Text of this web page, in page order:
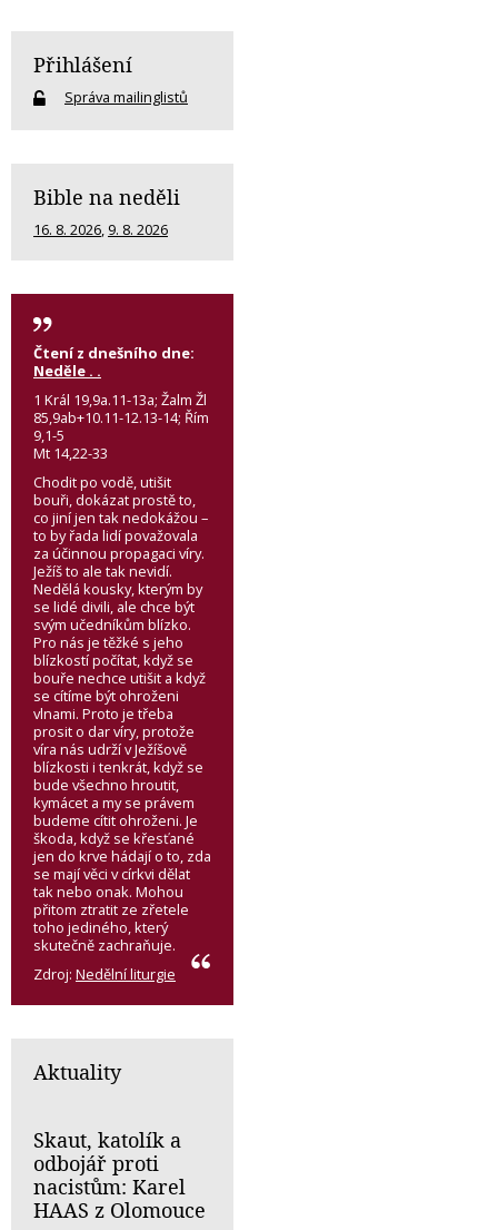
Přihlášení
Správa mailinglistů
Bible na neděli
16. 8. 2026, 9. 8. 2026
Čtení z dnešního dne:
Neděle . .
1 Král 19,9a.11-13a; Žalm Žl
85,9ab+10.11-12.13-14; Řím
9,1-5
Mt 14,22-33
Chodit po vodě, utišit
bouři, dokázat prostě to,
co jiní jen tak nedokážou –
to by řada lidí považovala
za účinnou propagaci víry.
Ježíš to ale tak nevidí.
Nedělá kousky, kterým by
se lidé divili, ale chce být
svým učedníkům blízko.
Pro nás je těžké s jeho
blízkostí počítat, když se
bouře nechce utišit a když
se cítíme být ohroženi
vlnami. Proto je třeba
prosit o dar víry, protože
víra nás udrží v Ježíšově
blízkosti i tenkrát, když se
bude všechno hroutit,
kymácet a my se právem
budeme cítit ohroženi. Je
škoda, když se křesťané
jen do krve hádají o to, zda
se mají věci v církvi dělat
tak nebo onak. Mohou
přitom ztratit ze zřetele
toho jediného, který
skutečně zachraňuje.
Zdroj: Nedělní liturgie
Aktuality
Skaut, katolík a
odbojář proti
nacistům: Karel
HAAS z Olomouce